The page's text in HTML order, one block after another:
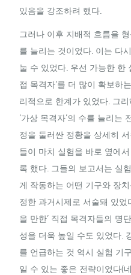
있음을 강조하려 했다.
그러나 이후 지배적 흐름을
를 늘리는 것이었다. 이는 다
눌 수 있었다. 우선 가능한 한
접 목격자’를 더 많이 확보하
리적으로 한계가 있었다. 그
‘가상 목격자’의 수를 늘리는
정을 둘러싼 정황을 상세히
들이 마치 실험을 바로 옆에
록 했다. 그들의 보고서는 실
게 작동하는 어떤 기구와 장
정한 과거시제로 서술돼 있었
을 만한’ 직접 목격자들의 명
성을 더욱 높일 수도 있었다.
를 언급하는 것 역시 실험 기
일 수 있는 좋은 전략이었다(